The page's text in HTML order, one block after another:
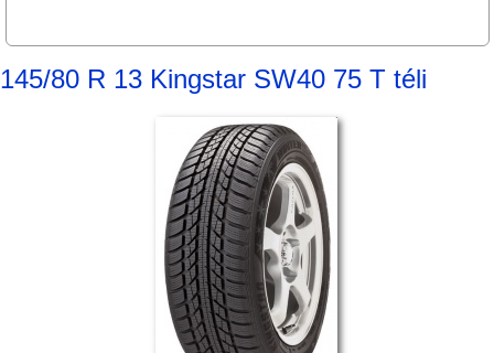
145/80 R 13 Kingstar SW40 75 T téli